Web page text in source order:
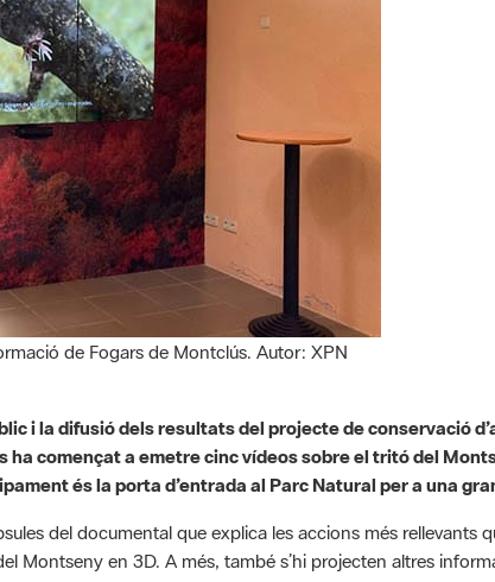
de Fogars de Montclús. Autor: XPN
i la difusió dels resultats del projecte de conservació
començat a emetre cinc vídeos sobre el tritó del
és la porta d’entrada al Parc Natural per a una
del documental que explica les accions més rellevants
en 3D. A més, també s’hi projecten altres